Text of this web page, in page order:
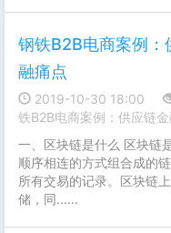
钢铁B2B电商案例：
融痛点
2019-10-30 18:00
铁B2B电商案例：供应链
一、区块链是什么 区块链
顺序相连的方式组合成的
所有交易的记录。区块链
储，同......